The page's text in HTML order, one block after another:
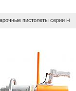
пистолеты серии H